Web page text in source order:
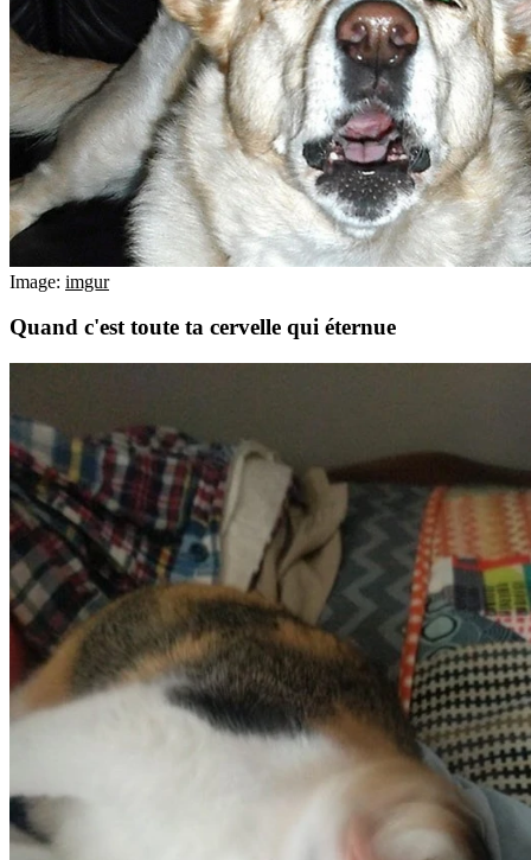
Image: imgur
Quand c'est toute ta cervelle qui éternue